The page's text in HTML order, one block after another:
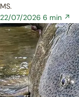
MS.
22/07/2026 6 min ↗